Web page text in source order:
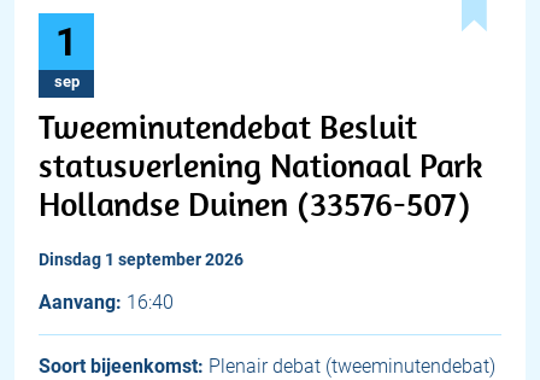
1
sep
Tweeminutendebat Besluit
statusverlening Nationaal Park
Hollandse Duinen (33576-507)
dinsdag 1 september 2026
Aanvang: 16:40
Soort bijeenkomst: Plenair debat (tweeminutendebat)